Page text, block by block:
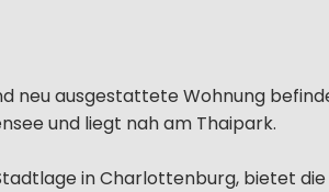
neu ausgestattete Wohnung
und liegt nah am Thaipark.
in Charlottenburg, bietet